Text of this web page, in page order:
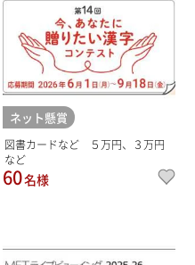
ネット懸賞
図書カードなど ５万円、３万円
など
60名様